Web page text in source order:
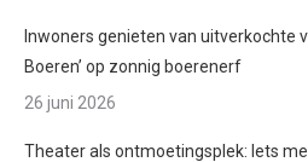
Inwoners genieten van uitverkochte
Boeren’ op zonnig boerenerf
26 juni 2026
Theater als ontmoetingsplek: Iets